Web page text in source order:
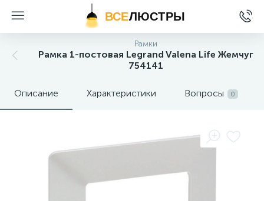
ВСЕЛЮСТРЫ
Рамки
Рамка 1-постовая Legrand Valena Life Жемчуг
754141
Описание Характеристики Вопросы 0